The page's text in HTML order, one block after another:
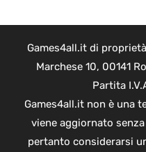
Games4all.it di
Marchese 10, 00141
Partita
Games4all.it non è una
viene aggiornato
pertanto considerarsi